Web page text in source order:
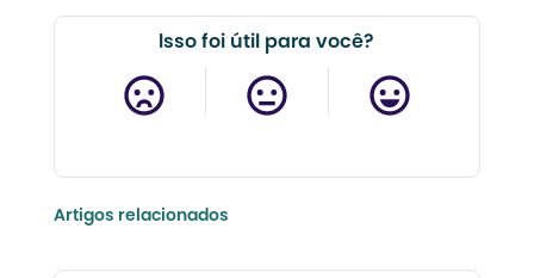
Isso foi útil para você?
Artigos relacionados